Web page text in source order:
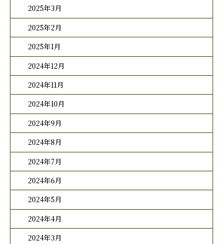
2025年3月
2025年2月
2025年1月
2024年12月
2024年11月
2024年10月
2024年9月
2024年8月
2024年7月
2024年6月
2024年5月
2024年4月
2024年3月